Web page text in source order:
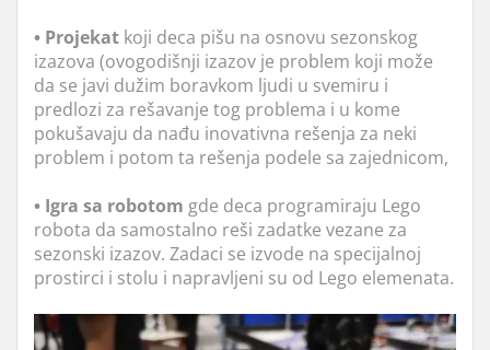
• Projekat koji deca pišu na osnovu sezonskog
izazova (ovogodišnji izazov je problem koji može
da se javi dužim boravkom ljudi u svemiru i
predlozi za rešavanje tog problema i u kome
pokušavaju da nađu inovativna rešenja za neki
problem i potom ta rešenja podele sa zajednicom,
• Igra sa robotom gde deca programiraju Lego
robota da samostalno reši zadatke vezane za
sezonski izazov. Zadaci se izvode na specijalnoj
prostirci i stolu i napravljeni su od Lego elemenata.